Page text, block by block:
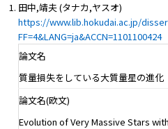
田中,靖夫 (タナカ,ヤスオ)
https://www.lib.hokudai.ac.jp/
FF=4&LANG=ja&ACCN=1101100424
論文名
質量損失をしている大質量星の進化
論文名(欧文)
Evolution of Very Massive Stars